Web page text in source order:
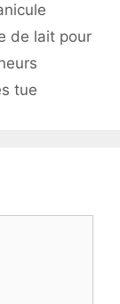
de lait pour
tue